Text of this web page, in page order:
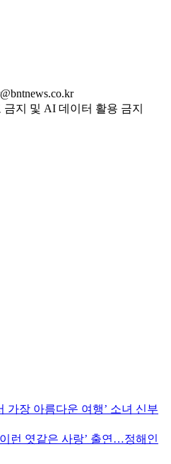
지 및 AI 데이터 활용 금지
가장 아름다운 여행’ 소녀 신부
런 엿같은 사랑’ 출연…정해인